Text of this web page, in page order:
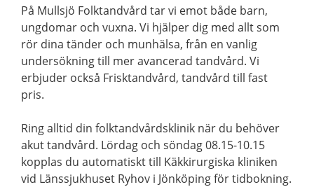
På Mullsjö Folktandvård tar vi emot både barn,
ungdomar och vuxna. Vi hjälper dig med allt som
rör dina tänder och munhälsa, från en vanlig
undersökning till mer avancerad tandvård. Vi
erbjuder också Frisktandvård, tandvård till fast
pris.
Ring alltid din folktandvårdsklinik när du behöver
akut tandvård. Lördag och söndag 08.15-10.15
kopplas du automatiskt till Käkkirurgiska kliniken
vid Länssjukhuset Ryhov i Jönköping för tidbokning.